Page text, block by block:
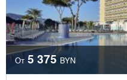
От 5 375 BYN